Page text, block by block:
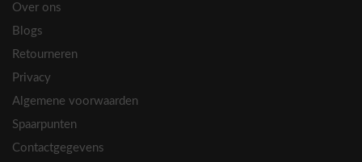
Over ons
Blogs
Retourneren
Privacy
Algemene voorwaarden
Spaarpunten
Contactgegevens